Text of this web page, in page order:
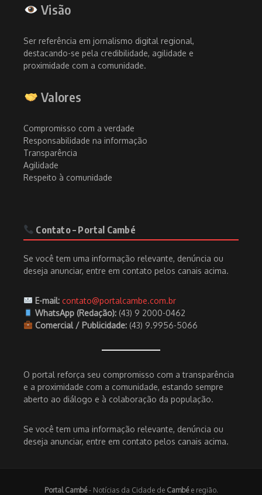
Visão
Ser referência em jornalismo digital regional,
destacando-se pela credibilidade, agilidade e
proximidade com a comunidade.
Valores
Compromisso com a verdade
Responsabilidade na informação
Transparência
Agilidade
Respeito à comunidade
Contato – Portal Cambé
Se você tem uma informação relevante, denúncia ou
deseja anunciar, entre em contato pelos canais acima.
E-mail: contato@portalcambe.com.br
WhatsApp (Redação):(43) 9 2000-0462
Comercial / Publicidade:(43) 9.9956-5066
O portal reforça seu compromisso com a transparência
e a proximidade com a comunidade, estando sempre
aberto ao diálogo e à colaboração da população.
Se você tem uma informação relevante, denúncia ou
deseja anunciar, entre em contato pelos canais acima.
Portal Cambé- Notícias da Cidade de Cambée região.